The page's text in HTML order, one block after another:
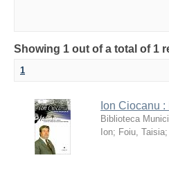
Showing 1 out of a total of 1
1
Ion Ciocanu
Biblioteca
Ion; Foiu, Taisia;